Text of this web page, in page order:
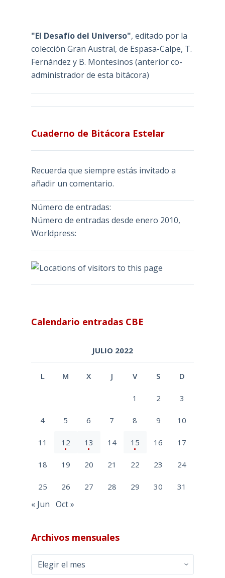
"El Desafío del Universo", editado por la
colección Gran Austral, de Espasa-Calpe, T.
Fernández y B. Montesinos (anterior co-
administrador de esta bitácora)
Cuaderno de Bitácora Estelar
Recuerda que siempre estás invitado a
añadir un comentario.
Número de entradas:
Número de entradas desde enero 2010,
Worldpress:
Calendario entradas CBE
JULIO 2022
L M X J V S D
1 2 3
4 5 6 7 8 9 10
11 12 13 14 15 16 17
18 19 20 21 22 23 24
25 26 27 28 29 30 31
« Jun Oct »
Archivos mensuales
Archivos
mensuales